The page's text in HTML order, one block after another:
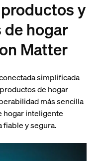
y
hogar
Matter
simplificada
de hogar
más sencilla
hogar inteligente
y segura.